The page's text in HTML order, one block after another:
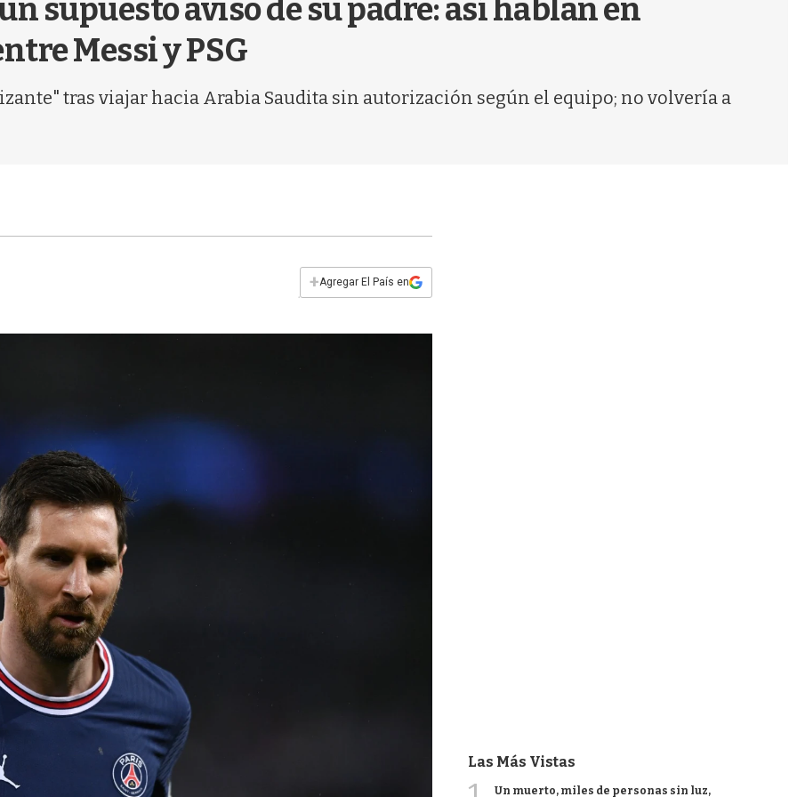
supuesto aviso de su padre: así hablan en
Messi y PSG
tras viajar hacia Arabia Saudita sin autorización según el equipo; no volvería a
+Agregar El País en
Las Más Vistas
Un muerto, miles de personas sin luz,